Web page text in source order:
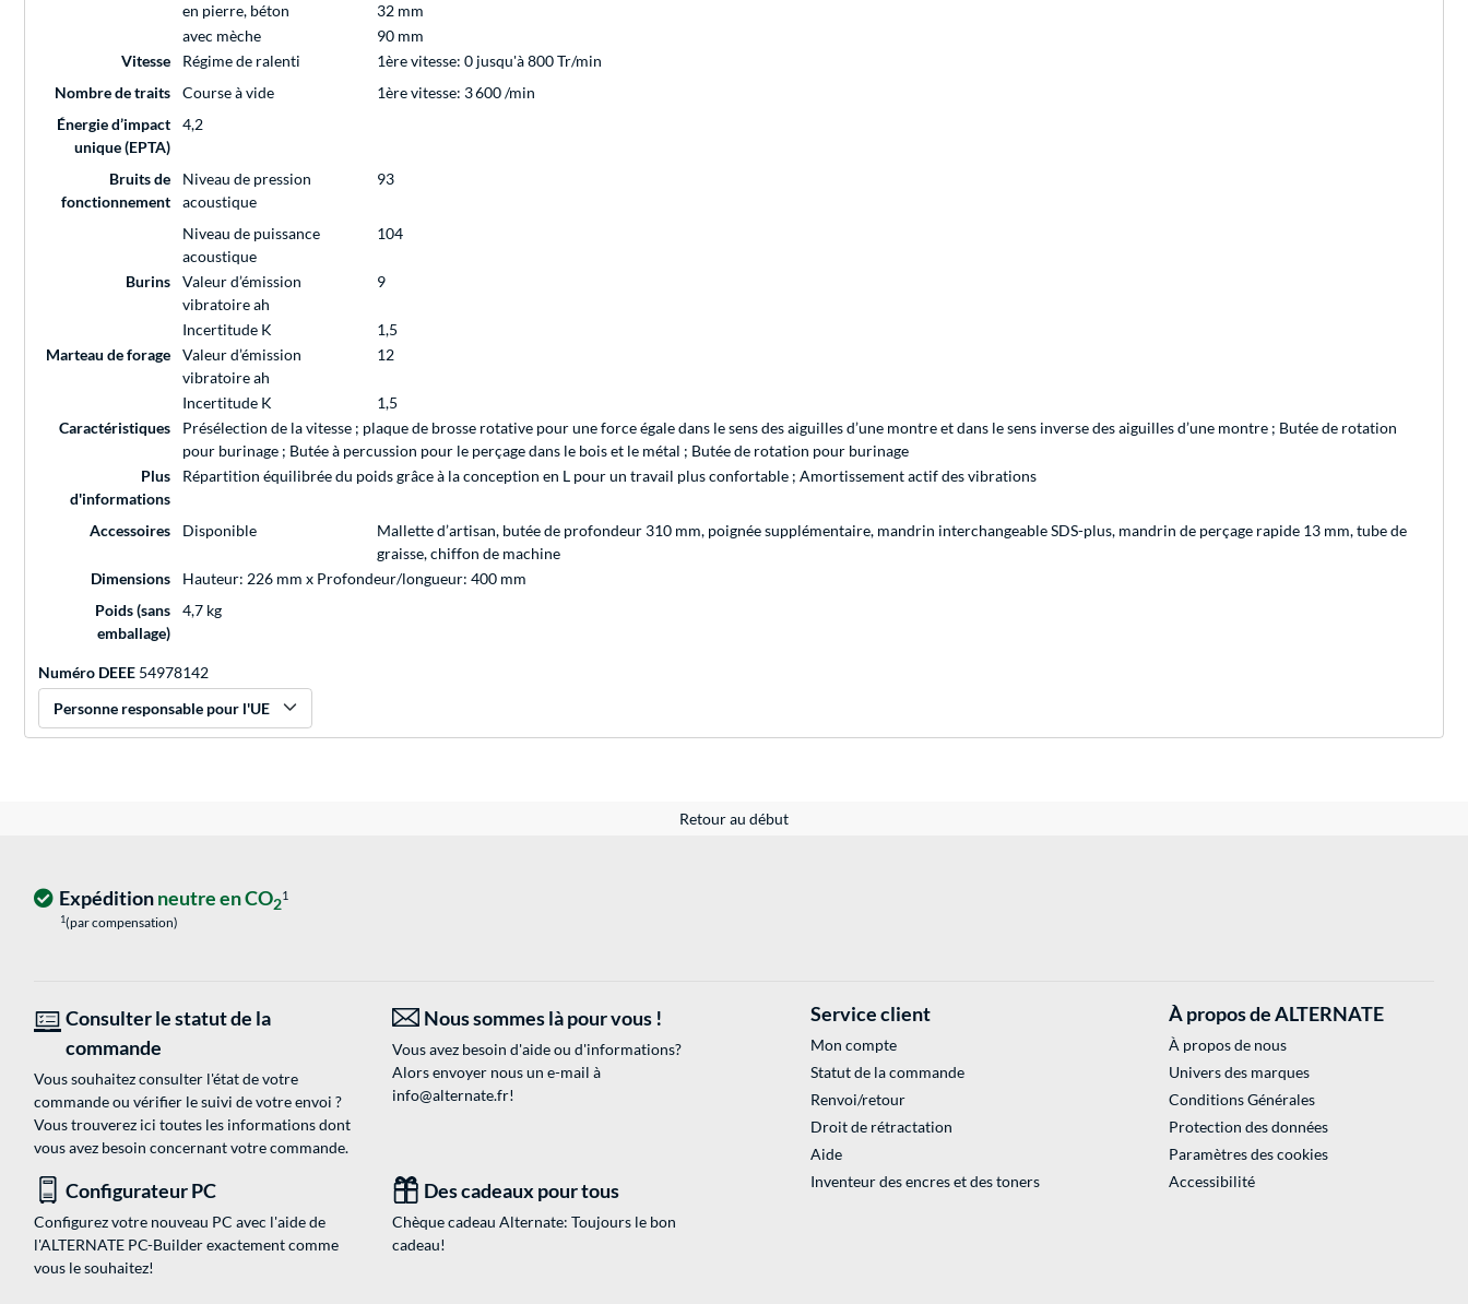
en pierre, béton
32 mm
avec mèche
90 mm
Vitesse
Régime de ralenti
1ère vitesse: 0 jusqu'à 800 Tr/min
Nombre de traits
Course à vide
1ère vitesse: 3 600 /min
Énergie d’impact
unique (EPTA)
4,2
Bruits de
fonctionnement
Niveau de pression
acoustique
93
Niveau de puissance
acoustique
104
Burins
Valeur d’émission
vibratoire ah
9
Incertitude K
1,5
Marteau de forage
Valeur d’émission
vibratoire ah
12
Incertitude K
1,5
Caractéristiques
Présélection de la vitesse ; plaque de brosse rotative pour une force égale dans le sens des aiguilles d’une montre et dans le sens inverse des aiguilles d’une montre ; Butée de rotation
pour burinage ; Butée à percussion pour le perçage dans le bois et le métal ; Butée de rotation pour burinage
Plus
d'informations
Répartition équilibrée du poids grâce à la conception en L pour un travail plus confortable ; Amortissement actif des vibrations
Accessoires Disponible
Mallette d’artisan, butée de profondeur 310 mm, poignée supplémentaire, mandrin interchangeable SDS-plus, mandrin de perçage rapide 13 mm, tube de
graisse, chiffon de machine
Dimensions
Hauteur: 226 mm x Profondeur/longueur: 400 mm
Poids (sans
emballage)
4,7 kg
Numéro DEEE 54978142
Personne responsable pour l'UE
Retour au début
Expéditionneutre en CO21
1(par compensation)
Consulter le statut de la
commande
Vous souhaitez consulter l'état de votre
commande ou vérifier le suivi de votre envoi ?
Vous trouverez ici toutes les informations dont
vous avez besoin concernant votre commande.
Nous sommes là pour vous !
Vous avez besoin d'aide ou d'informations?
Alors envoyer nous un e-mail à
info@alternate.fr!
Configurateur PC
Configurez votre nouveau PC avec l'aide de
l'ALTERNATE PC-Builder exactement comme
vous le souhaitez!
Des cadeaux pour tous
Chèque cadeau Alternate: Toujours le bon
cadeau!
Service client
Mon compte
Statut de la commande
Renvoi/retour
Droit de rétractation
Aide
Inventeur des encres et des toners
À propos de ALTERNATE
À propos de nous
Univers des marques
Conditions Générales
Protection des données
Paramètres des cookies
Accessibilité